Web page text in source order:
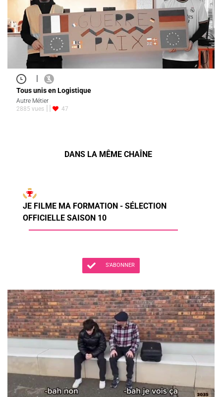
|
Tous unis en Logistique
Autre Métier
2885 vues
47
DANS LA MÊME CHAÎNE
JE FILME MA FORMATION - SÉLECTION
OFFICIELLE SAISON 10
S'ABONNER